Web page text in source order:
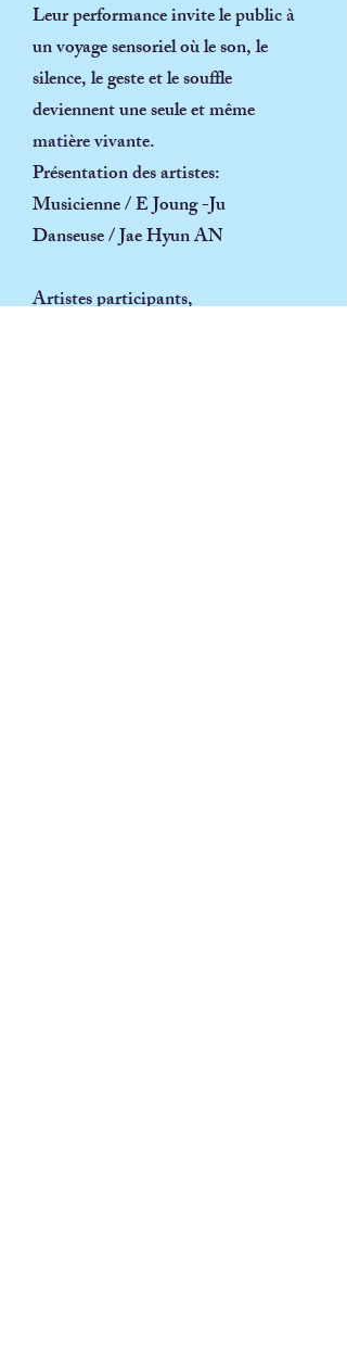
Leur performance invite le public à
un voyage sensoriel où le son, le
silence, le geste et le souffle
deviennent une seule et même
matière vivante.
Présentation des artistes:
Musicienne / E Joung -Ju
Danseuse / Jae Hyun AN
Artistes participants,